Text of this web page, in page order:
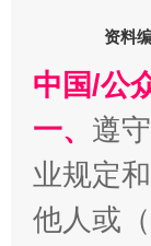
在
资料
中国/公
一、 遵
业规定
他人或